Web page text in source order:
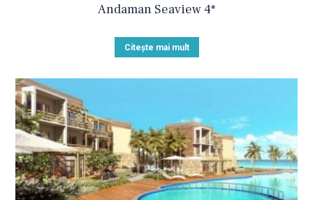
Andaman Seaview 4*
Citește mai mult